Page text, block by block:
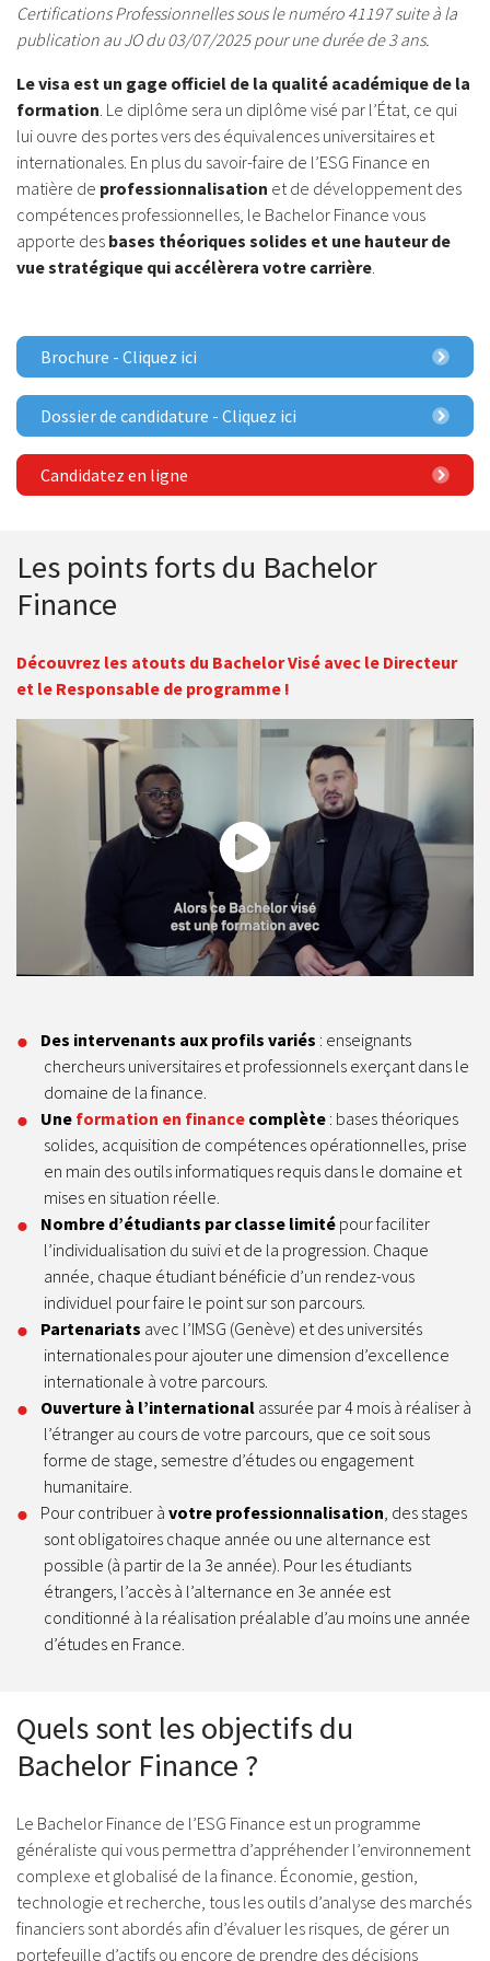
Certifications Professionnelles sous le numéro 41197 suite à la
publication au JO du 03/07/2025 pour une durée de 3 ans.
Le visa est un gage officiel de la qualité académique de la
formation. Le diplôme sera un diplôme visé par l’État, ce qui
lui ouvre des portes vers des équivalences universitaires et
internationales. En plus du savoir-faire de l’ESG Finance en
matière de professionnalisation et de développement des
compétences professionnelles, le Bachelor Finance vous
apporte des bases théoriques solides et une hauteur de
vue stratégique qui accélèrera votre carrière.
Brochure - Cliquez ici
Dossier de candidature - Cliquez ici
Candidatez en ligne
Les points forts du Bachelor
Finance
Découvrez les atouts du Bachelor Visé avec le Directeur
et le Responsable de programme !
Découvrez le Bachelor Finance visé et formez-vous aux métiers
de la finance de demain
Des intervenants aux profils variés : enseignants
chercheurs universitaires et professionnels exerçant dans le
domaine de la finance.
Une formation en finance complète : bases théoriques
solides, acquisition de compétences opérationnelles, prise
en main des outils informatiques requis dans le domaine et
mises en situation réelle.
Nombre d’étudiants par classe limité pour faciliter
l’individualisation du suivi et de la progression. Chaque
année, chaque étudiant bénéficie d’un rendez-vous
individuel pour faire le point sur son parcours.
Partenariats avec l’IMSG (Genève) et des universités
internationales pour ajouter une dimension d’excellence
internationale à votre parcours.
Ouverture à l’international assurée par 4 mois à réaliser à
l’étranger au cours de votre parcours, que ce soit sous
forme de stage, semestre d’études ou engagement
humanitaire.
Pour contribuer à votre professionnalisation, des stages
sont obligatoires chaque année ou une alternance est
possible (à partir de la 3e année). Pour les étudiants
étrangers, l’accès à l’alternance en 3e année est
conditionné à la réalisation préalable d’au moins une année
d’études en France.
Quels sont les objectifs du
Bachelor Finance ?
Le Bachelor Finance de l’ESG Finance est un programme
généraliste qui vous permettra d’appréhender l’environnement
complexe et globalisé de la finance. Économie, gestion,
technologie et recherche, tous les outils d’analyse des marchés
financiers sont abordés afin d’évaluer les risques, de gérer un
portefeuille d’actifs ou encore de prendre des décisions